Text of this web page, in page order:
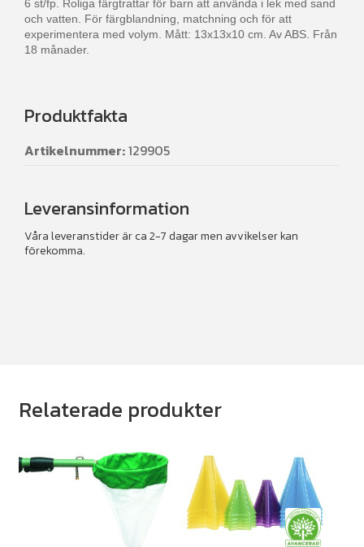
6 st/fp. Roliga färgtrattar för barn att använda i lek med sand
och vatten. För färgblandning, matchning och för att
experimentera med volym. Mått: 13x13x10 cm. Av ABS. Från
18 månader.
Produktfakta
Artikelnummer:129905
Leveransinformation
Våra leveranstider är ca 2-7 dagar men avvikelser kan
förekomma.
Relaterade produkter